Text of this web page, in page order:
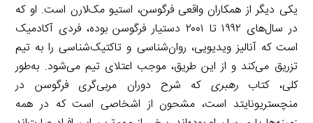
یکی دیگر از همکاران واقعی فرگوسن، استیو مک‌لارن است. او که
در سال‌های ۱۹۹۲ تا ۲۰۰۱ دستیار فرگوسن بوده، فردی آکادمیک
است که آنالیز ویدیویی، روان‌شناسی و تاکتیک‌شناسی را به تیم
تزریق می‌کند و از این طریق، موجب اعتلای تیم می‌شود. به‌طور
کلی، کتابرهبری که شرح دوران مربی‌گری فرگوسن در
منچستریونایتد است، مشحون از اشخاصی است که در همه